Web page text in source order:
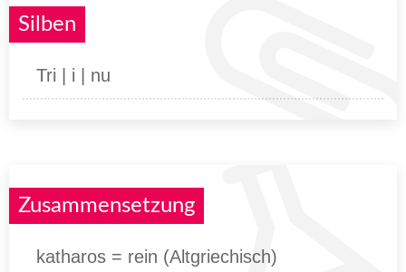
Silben
Tri | i | nu
Zusammensetzung
katharos = rein (Altgriechisch)